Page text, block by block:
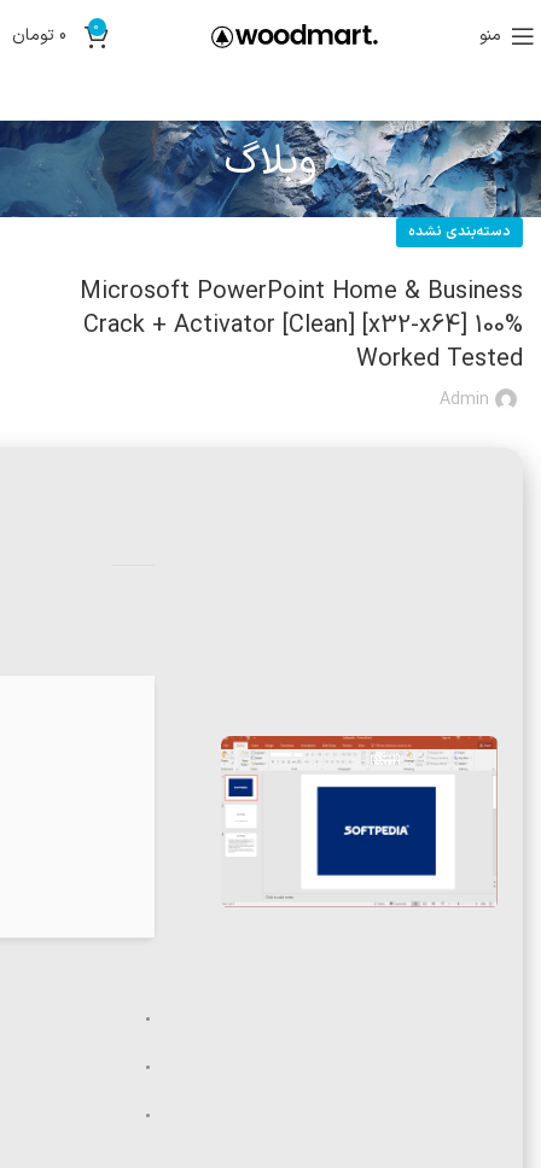
منو 0
0تومان
وبلاگ
دسته‌بندی نشده
Microsoft PowerPoint Home & Business
Crack + Activator [Clean] [x32-x64] 100%
Worked Tested
Admin